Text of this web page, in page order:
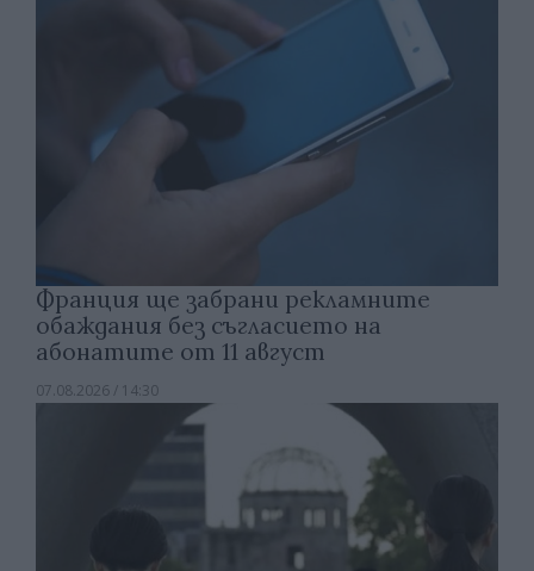
Франция ще забрани рекламните
обаждания без съгласието на
абонатите от 11 август
07.08.2026 / 14:30